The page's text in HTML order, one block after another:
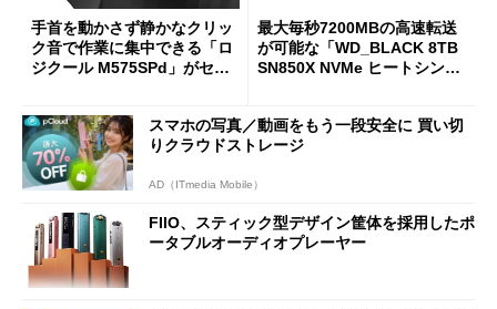
手首を動かさず静かなクリッ
ク音で作業に集中できる「ロ
ジクール M575SPd」がセー
最大毎秒7200MBの高速転送
が可能な「WD_BLACK 8TB
SN850X NVMe ヒートシンク
スマホの写真／動画をもう一段安全に 買い切
りクラウドストレージ
AD（ITmedia Mobile）
FIIO、スティック型デザイン筐体を採用したポ
ータブルオーディオプレーヤー